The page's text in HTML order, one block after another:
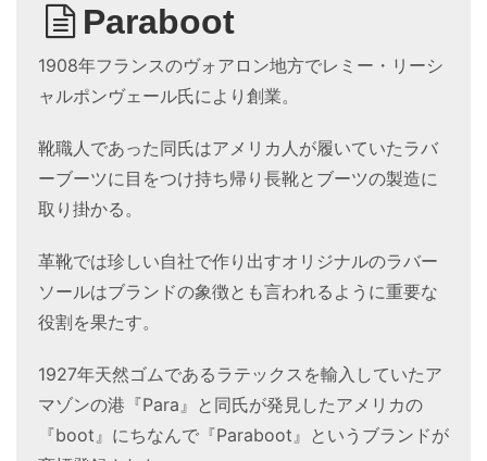
Paraboot
1908年フランスのヴォアロン地方でレミー・リーシ
ャルポンヴェール氏により創業。
靴職人であった同氏はアメリカ人が履いていたラバ
ーブーツに目をつけ持ち帰り長靴とブーツの製造に
取り掛かる。
革靴では珍しい自社で作り出すオリジナルのラバー
ソールはブランドの象徴とも言われるように重要な
役割を果たす。
1927年天然ゴムであるラテックスを輸入していたア
マゾンの港『Para』と同氏が発見したアメリカの
『boot』にちなんで『Paraboot』というブランドが